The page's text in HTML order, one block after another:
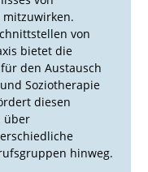
von
bietet die
den Austausch
Soziotherapie
diesen
über
hinweg.